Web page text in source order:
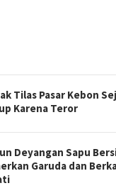
Tilas Pasar Kebon
Karena Teror
Deyangan Sapu
Garuda dan